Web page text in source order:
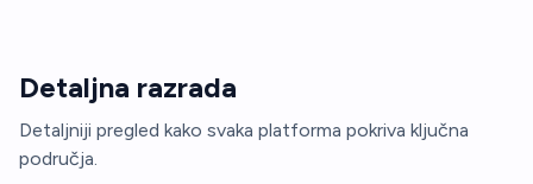
Detaljna razrada
Detaljniji pregled kako svaka platforma pokriva ključna
područja.